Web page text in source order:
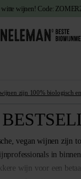
witte wijnen!Code:
zijn 100% biologisch
vegan wijnen zijn
in
wijn voor een